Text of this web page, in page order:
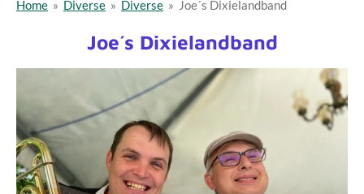
Home » Diverse » Diverse » Joe´s Dixielandband
Joe´s Dixielandband